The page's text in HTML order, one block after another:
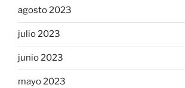
agosto 2023
julio 2023
junio 2023
mayo 2023